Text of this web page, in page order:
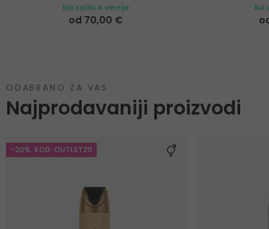
Na zalihi 4 verzije
od 70,00 €
Na
ODABRANO ZA VAS
Najprodavaniji proizvodi
-20%. KOD: OUTLET20